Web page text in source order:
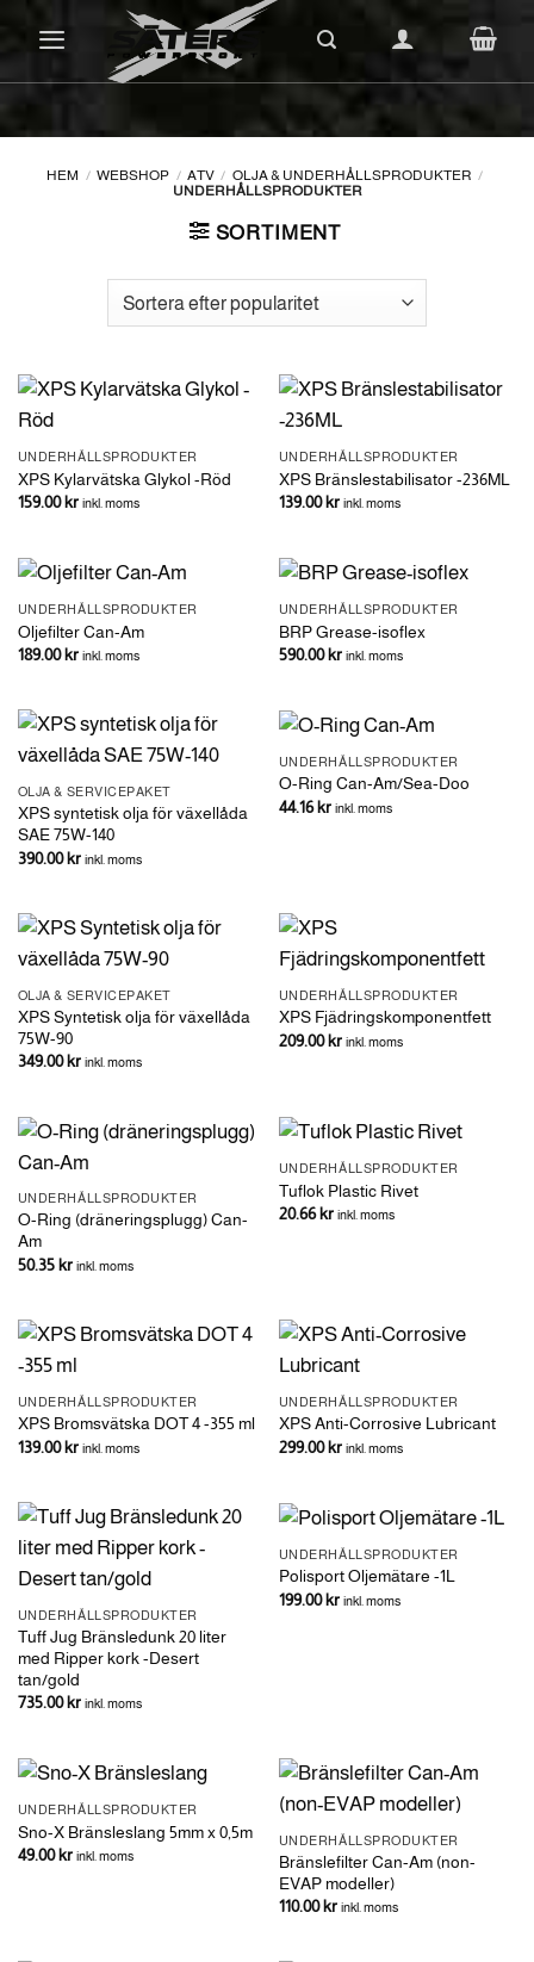
HEM / WEBSHOP / ATV / OLJA & UNDERHÅLLSPRODUKTER /
UNDERHÅLLSPRODUKTER
SORTIMENT
UNDERHÅLLSPRODUKTER
XPS Kylarvätska Glykol -Röd
159.00kr inkl. moms
UNDERHÅLLSPRODUKTER
XPS Bränslestabilisator -236ML
139.00kr inkl. moms
UNDERHÅLLSPRODUKTER
Oljefilter Can-Am
189.00kr inkl. moms
UNDERHÅLLSPRODUKTER
BRP Grease-isoflex
590.00kr inkl. moms
OLJA & SERVICEPAKET
XPS syntetisk olja för växellåda
SAE 75W-140
390.00kr inkl. moms
UNDERHÅLLSPRODUKTER
O-Ring Can-Am/Sea-Doo
44.16kr inkl. moms
OLJA & SERVICEPAKET
XPS Syntetisk olja för växellåda
75W-90
349.00kr inkl. moms
UNDERHÅLLSPRODUKTER
XPS Fjädringskomponentfett
209.00kr inkl. moms
UNDERHÅLLSPRODUKTER
O-Ring (dräneringsplugg) Can-
Am
50.35 kr inkl. moms
UNDERHÅLLSPRODUKTER
Tuflok Plastic Rivet
20.66kr inkl. moms
UNDERHÅLLSPRODUKTER
XPS Bromsvätska DOT 4 -355 ml
139.00kr inkl. moms
UNDERHÅLLSPRODUKTER
XPS Anti-Corrosive Lubricant
299.00kr inkl. moms
UNDERHÅLLSPRODUKTER
Tuff Jug Bränsledunk 20 liter
med Ripper kork -Desert
tan/gold
735.00kr inkl. moms
UNDERHÅLLSPRODUKTER
Polisport Oljemätare -1L
199.00kr inkl. moms
UNDERHÅLLSPRODUKTER
Sno-X Bränsleslang 5mm x 0,5m
49.00kr inkl. moms
UNDERHÅLLSPRODUKTER
Bränslefilter Can-Am (non-
EVAP modeller)
110.00kr inkl. moms